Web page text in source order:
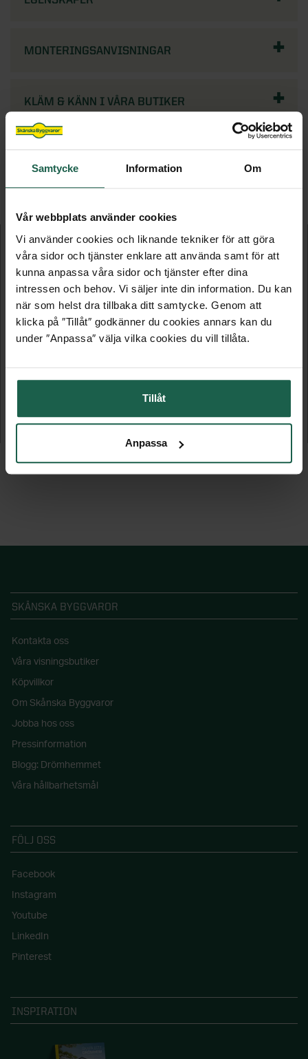
Samtycke Information Om
Vår webbplats använder cookies
Vi använder cookies och liknande tekniker för att göra
våra sidor och tjänster enklare att använda samt för att
kunna anpassa våra sidor och tjänster efter dina
intressen och behov. Vi säljer inte din information. Du kan
när som helst dra tillbaka ditt samtycke. Genom att
klicka på ″Tillåt″ godkänner du cookies annars kan du
under ″Anpassa″ välja vilka cookies du vill tillåta.
Tillåt
Anpassa
MONTERINGSANVISNINGAR
KLÄM & KÄNN I VÅRA BUTIKER
FLER PRODUKTER I DENNA KATEGORI
Mix Skjutdörr
SKÅNSKA BYGGVAROR
Kontakta oss
Våra visningsbutiker
Köpvillkor
Om Skånska Byggvaror
Jobba hos oss
Pressinformation
Blogg: Drömhemmet
Våra hållbarhetsmål
FÖLJ OSS
Facebook
Instagram
Youtube
LinkedIn
Pinterest
INSPIRATION